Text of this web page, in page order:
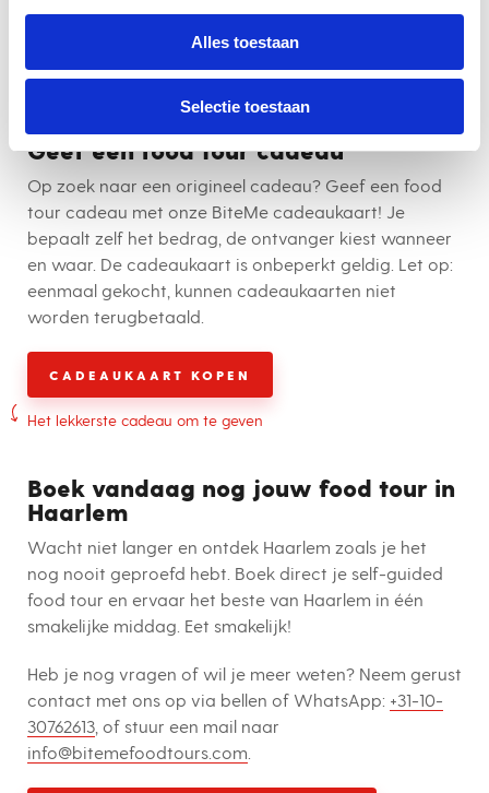
Alles toestaan
Selectie toestaan
Startlocatie: Haarlem station
Prijs: €49,- per persoon
Geef een food tour cadeau
Op zoek naar een origineel cadeau? Geef een food
tour cadeau met onze BiteMe cadeaukaart! Je
bepaalt zelf het bedrag, de ontvanger kiest wanneer
en waar. De cadeaukaart is onbeperkt geldig. Let op:
eenmaal gekocht, kunnen cadeaukaarten niet
worden terugbetaald.
CADEAUKAART KOPEN
Het lekkerste cadeau om te geven
Boek vandaag nog jouw food tour in
Haarlem
Wacht niet langer en ontdek Haarlem zoals je het
nog nooit geproefd hebt. Boek direct je self-guided
food tour en ervaar het beste van Haarlem in één
smakelijke middag. Eet smakelijk!
Heb je nog vragen of wil je meer weten? Neem gerust
contact met ons op via bellen of WhatsApp: +31-10-
30762613 , of stuur een mail naar
info@bitemefoodtours.com